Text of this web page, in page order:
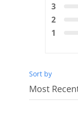
3
2
1
Sort by